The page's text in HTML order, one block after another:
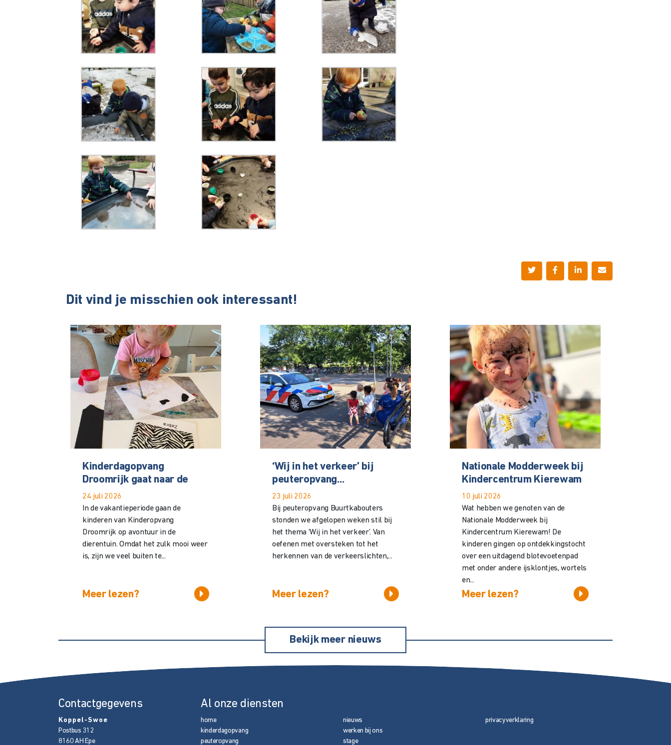
Dit vind je misschien ook interessant!
Kinderdagopvang
Droomrijk gaat naar de
24 juli 2026
In de vakantieperiode gaan de
kinderen van Kinderopvang
Droomrijk op avontuur in de
dierentuin. Omdat het zulk mooi weer
is, zijn we veel buiten te...
Meer lezen?
‘Wij in het verkeer’ bij
peuteropvang...
23 juli 2026
Bij peuteropvang Buurtkabouters
stonden we afgelopen weken stil bij
het thema ‘Wij in het verkeer’. Van
oefenen met oversteken tot het
herkennen van de verkeerslichten,...
Meer lezen?
Nationale Modderweek bij
Kindercentrum Kierewam
10 juli 2026
Wat hebben we genoten van de
Nationale Modderweek bij
Kindercentrum Kierewam! De
kinderen gingen op ontdekkingstocht
over een uitdagend blotevoetenpad
met onder andere ijsklontjes, wortels
en...
Meer lezen?
Bekijk meer nieuws
Contactgegevens
Koppel-Swoe
Postbus 312
8160 AH Epe
Al onze diensten
home
kinderdagopvang
peuteropvang
nieuws
werken bij ons
stage
privacyverklaring